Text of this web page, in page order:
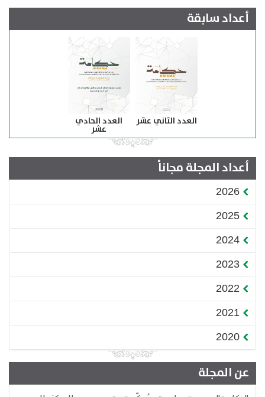
أعداد سابقة
العدد الثاني عشر العدد الحادي
عشر
أعداد المجلة مجاناً
2026
2025
2024
2023
2022
2021
2020
عن المجلة